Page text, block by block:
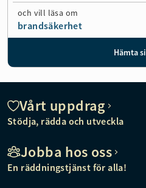
och vill läsa om
brandsäkerhet
Vårt uppdrag
Stödja, rädda och utveckla
Jobba hos oss
En räddningstjänst för alla!